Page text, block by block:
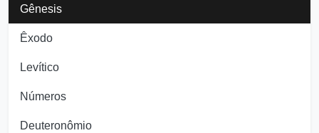
Gênesis
Êxodo
Levítico
Números
Deuteronômio